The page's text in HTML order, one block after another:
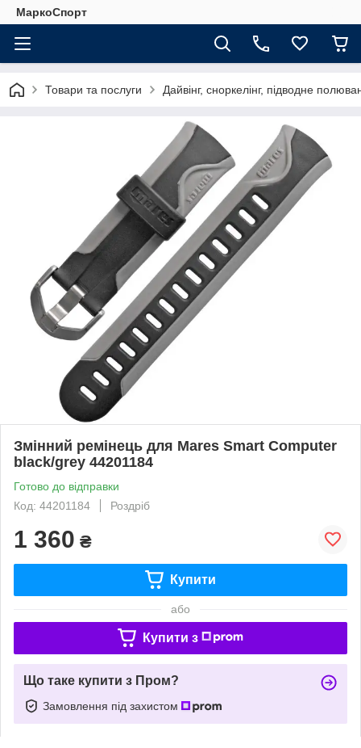
МаркоСпорт
Товари та послуги Дайвінг, сноркелінг, підводне
Змінний ремінець для Mares Smart Computer
black/grey 44201184
Готово до відправки
Код: 44201184
Роздріб
1 360 ₴
Купити
або
Купити з
Що таке купити з Пром?
Замовлення під захистом